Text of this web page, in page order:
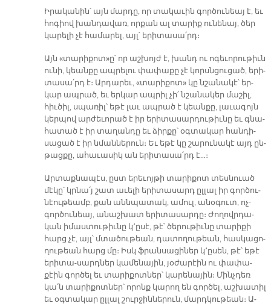
Ի­րա­կա­նին՝ այն մար­դը, որ տա­կա­ւին գոր­ծու­նեայ է, եւ
հո­գիով խան­դա­վառ, որ­քան ալ տա­րիք ու­նե­նայ, ծեր
կա­րե­լի չէ հա­մա­րել, այլ՝ ե­րի­տա­սա՛րդ։
Այն «տա­րի­քոտ»ը՝ որ աշ­խոյժ է, խանդ ու ո­գե­ւո­րու­թիւն
ու­նի, կեան­քը ապ­րե­լու փա­փա­քը չէ կորսն­ցու­ցած, ե­րի­
տա­սա՛րդ է։ Ար­դա­րեւ, «տա­րի­քոտ» կը նշա­նա­կէ՝ եր­
կար ապ­րած, եւ եր­կար ապ­րիլ չի՛ նշա­նա­կեր մա­շիլ,
հիւ­ծիլ, սպա­ռիլ՝ ե­թէ լաւ ապ­րած է կեան­քը, լա­ւա­գոյն
կեր­պով ար­ժե­ւո­րած է իր ե­րի­տա­սար­դու­թիւ­նը եւ գնա­
հա­տած է իր տա­ղան­դը եւ ձիր­քը՝ օգ­տա­կար հան­դի­
սա­ցած է իր նման­նե­րուն։ Ե­ւ ե­թէ կը շա­րու­նա­կէ այդ ըն­
թաց­քը, ա­հա­ւա­սիկ ան ե­րի­տա­սա՛րդ է…։
Ար­տաք­նա­պէս, ըստ ե­րե­ւոյ­թի տա­րի­քոտ տես­նուած
մէ­կը՝ կրնա՛յ շատ ա­ւե­լի ե­րի­տա­սարդ ըլ­լալ իր գոր­ծու­
նէու­թեամբ, քան անն­պա­տակ, ա­մուլ, ա­նօ­գուտ, ոչ-
գոր­ծու­նեայ, ա­նաշ­խատ ե­րի­տա­սար­դը։ Ժո­ղովր­դա­
կան ի­մաս­տու­թիւ­նը կ՚ը­սէ, թէ՝ ծե­րու­թիւ­նը տա­րի­քի
հարց չէ, այլ՝ մտա­ծու­թեան, դա­տո­ղու­թեան, հաս­կա­ցո­
ղու­թեան հարց մը։ Իսկ ֆրան­սա­ցի­ներ կ՚ը­սեն, թէ՝ ե­թէ
ե­րի­տա-սարդ­ներ կա­մե­նա­յին, յօ­ժա­րէին ու փա­փա­
քէին գոր­ծել եւ տա­րի­քոտ­ներ՝ կա­րե­նա­յին։ Մինչ­դեռ
կա՛ն տա­րի­քոտ­ներ՝ ո­րոնք կա­րող են գոր­ծել, աշ­խա­տիլ
եւ օգ­տա­կար ըլ­լալ շուր­ջին­նե­րուն, մարդ­կու­թեան։ Ա­